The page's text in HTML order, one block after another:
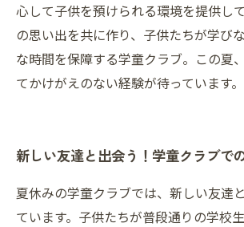
心して子供を預けられる環境を提供し
の思い出を共に作り、子供たちが学び
な時間を保障する学童クラブ。この夏
てかけがえのない経験が待っています。
新しい友達と出会う！学童クラブで
夏休みの学童クラブでは、新しい友達
ています。子供たちが普段通りの学校